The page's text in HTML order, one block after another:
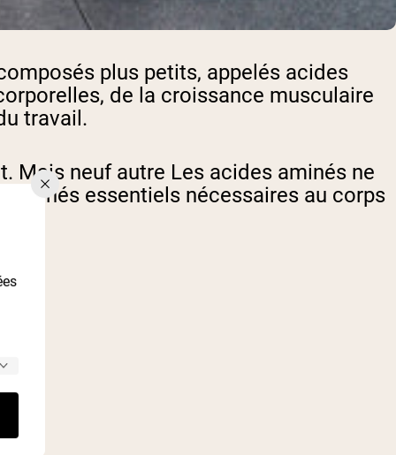
plus petits, appelés acides
de la croissance musculaire
travail.
Mais neuf autre Les acides aminés ne
aminés essentiels nécessaires au corps